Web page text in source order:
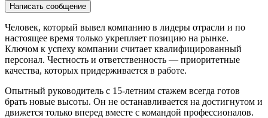
Написать сообщение
Человек, который вывел компанию в лидеры отрасли и по
настоящее время только укрепляет позицию на рынке.
Ключом к успеху компании считает квалифицированный
персонал. Честность и ответственность — приоритетные
качества, которых придерживается в работе.
Опытный руководитель с 15-летним стажем всегда готов
брать новые высоты. Он не останавливается на достигнутом и
движется только вперед вместе с командой профессионалов.